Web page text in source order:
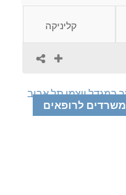
קליניקה
משרדים לרופאים